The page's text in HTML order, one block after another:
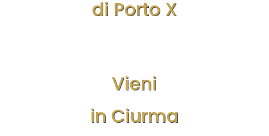
di Porto X
Vieni
in Ciurma